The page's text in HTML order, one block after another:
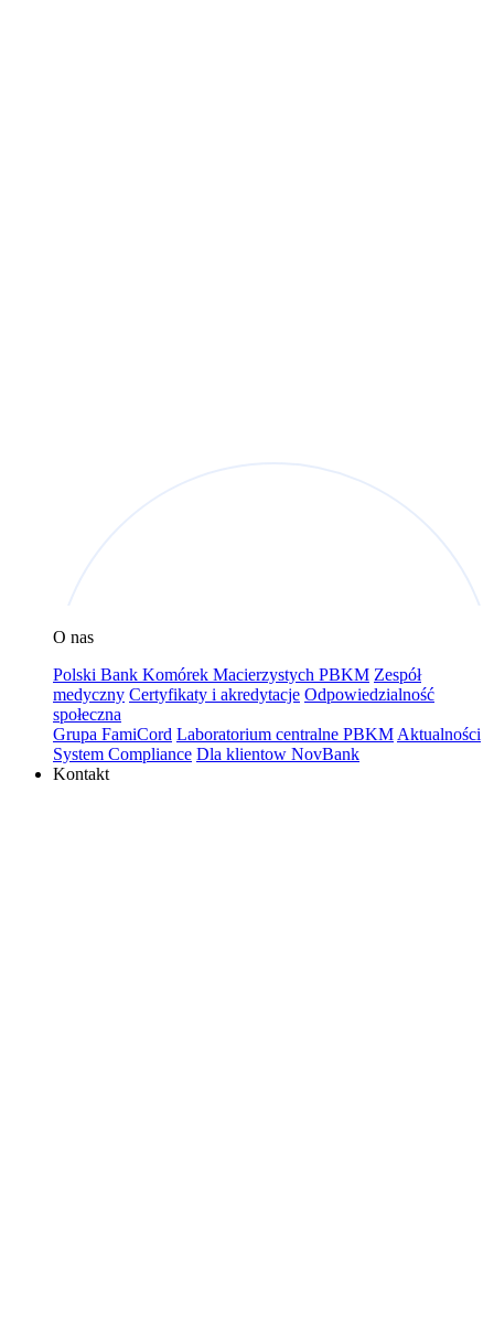
O nas
Polski Bank Komórek Macierzystych PBKM Zespół
medyczny Certyfikaty i akredytacje Odpowiedzialność
społeczna
Grupa FamiCord Laboratorium centralne PBKM Aktualności
System Compliance Dla klientow NovBank
Kontakt